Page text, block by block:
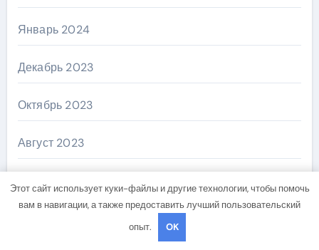
Январь 2024
Декабрь 2023
Октябрь 2023
Август 2023
Этот сайт использует куки-файлы и другие технологии, чтобы помочь
вам в навигации, а также предоставить лучший пользовательский
опыт.
OK